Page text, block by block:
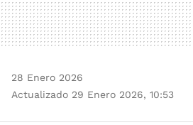
28 Enero 2026
Actualizado 29 Enero 2026, 10:53